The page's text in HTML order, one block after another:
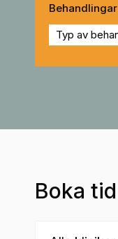
Behandlingar
Boka tid